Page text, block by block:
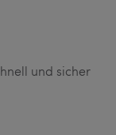
und sicher